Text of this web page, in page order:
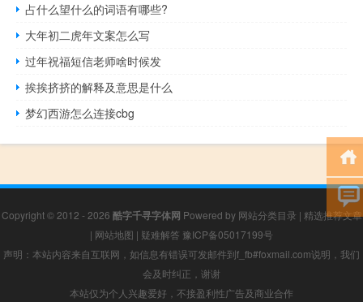
占什么望什么的词语有哪些?
大年初二虎年文案怎么写
过年祝福短信老师啥时候发
挨挨挤挤的解释及意思是什么
梦幻西游怎么连接cbg
Copyright © 2012 - 2026 酷字千寻字体网 Powered by 网站分类目录 | 精选推荐文章
| 网站地图 | 疑难解答 豫ICP备05017199号
声明：本站内容来自互联网，如信息有错误可发邮件到f_fb#foxmail.com说明，我们
会及时纠正，谢谢
本站仅为个人兴趣爱好，不接盈利性广告及商业合作